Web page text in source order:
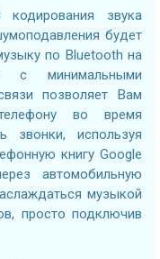
звука
будет
по Bluetooth на
с минимальными
позволяет Вам
во время
звонки, используя
книгу Google
автомобильную
музыкой
просто подключив